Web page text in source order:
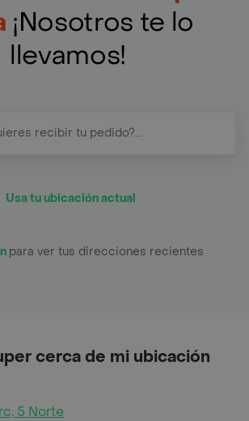
¡Nosotros te lo
llevamos!
Usa tu ubicación actual
para ver tus direcciones recientes
cerca de mi ubicación
5 Norte